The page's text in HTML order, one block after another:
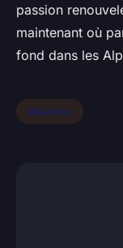
passion
maintenant où
fond dans les
Vacance